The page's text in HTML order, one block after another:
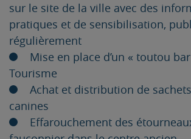
sur le site de la ville avec des
pratiques et de sensibilisation,
régulièrement
Mise en place d’un « toutou
Tourisme
Achat et distribution de
canines
Effarouchement des